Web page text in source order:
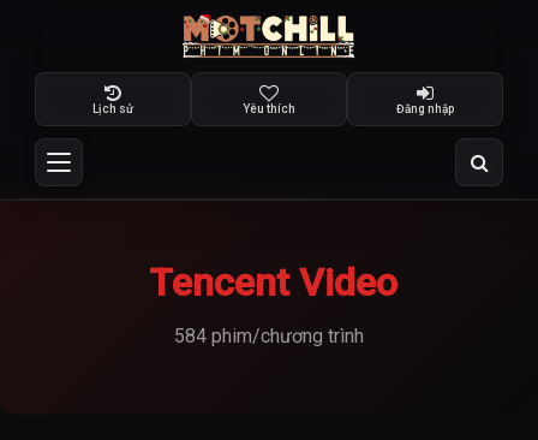
Lịch sử Yêu thích Đăng nhập
Tencent Video
584 phim/chương trình